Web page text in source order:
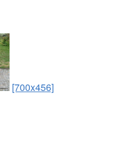
[700x456]